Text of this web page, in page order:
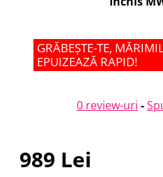
GRĂBEȘTE-TE,
EPUIZEAZĂ RAPID!
0 review-uri -
989 Lei